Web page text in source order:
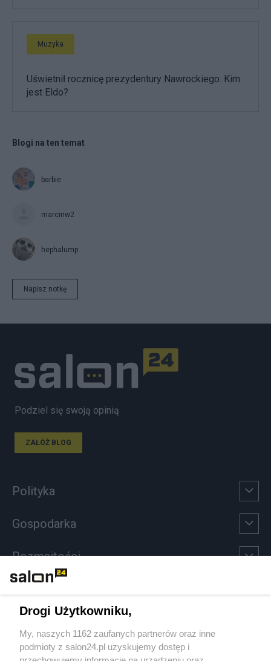
Muzyka
Uświetnił rocznicę prezydentury Nawrockiego. Kim
jest Eldo?
Blogi na ten temat
barbie
marcinw2
hephalump
Napisz notkę
Podziel się swoją opinią
ZAŁÓŻ BLOG
Polityka
Gospodarka
Rozmaitości
Sport
Społeczeństwo
Drogi Użytkowniku,
My, naszych 1162 zaufanych partnerów oraz inne
podmioty z salon24.pl uzyskujemy dostęp i